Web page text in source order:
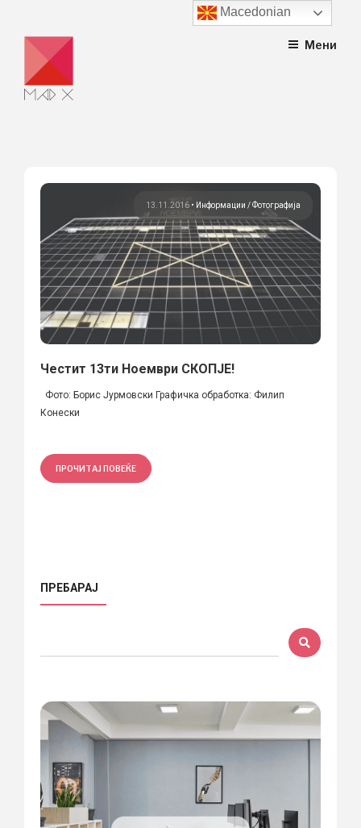
content
Мени
13.11.2016 • Информации Фотографија
Честит 13ти Ноември СКОПЈЕ!
Фото: Борис Јурмовски Графичка обработка: Филип
Конески
ПРОЧИТАЈ ПОВЕЌЕ
ПРЕБАРАЈ
Macedonian